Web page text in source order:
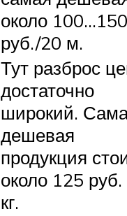
около 100…150
руб./20 м.
Тут разброс
достаточно
широкий.
дешевая
продукция
около 125 руб.
кг.